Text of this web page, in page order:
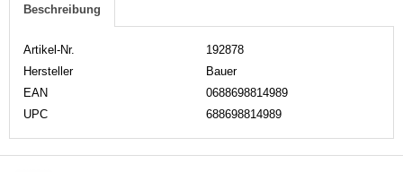
Beschreibung
Artikel-Nr.
192878
Hersteller
Bauer
EAN
0688698814989
UPC
688698814989